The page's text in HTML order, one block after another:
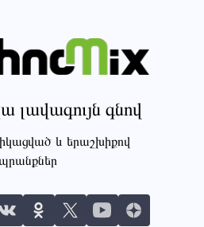
լավագույն գնով
և երաշխիքով